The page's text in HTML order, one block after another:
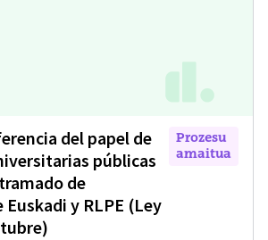
del papel de
públicas
de
y RLPE (Ley
Prozesu
amaitua